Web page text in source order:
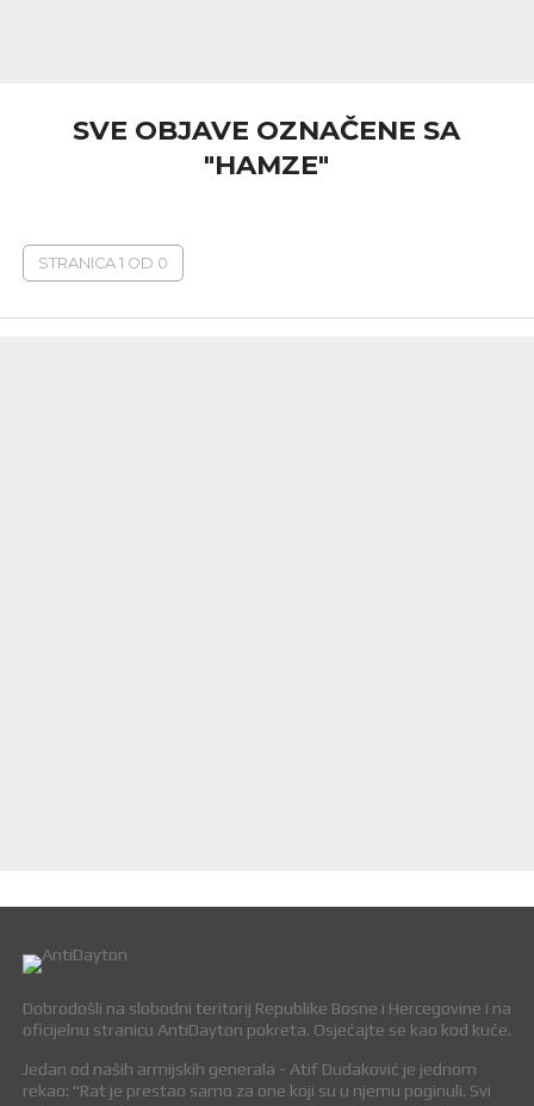
SVE OBJAVE OZNAČENE SA
"HAMZE"
STRANICA 1 OD 0
Dobrodošli na slobodni teritorij Republike Bosne i Hercegovine i na
oficijelnu stranicu AntiDayton pokreta. Osjećajte se kao kod kuće.
Jedan od naših armijskih generala - Atif Dudaković je jednom
rekao: "Rat je prestao samo za one koji su u njemu poginuli. Svi